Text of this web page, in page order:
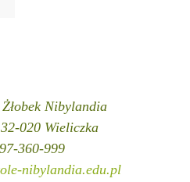
Nibylandia
020 Wieliczka
360-999
nibylandia.edu.pl